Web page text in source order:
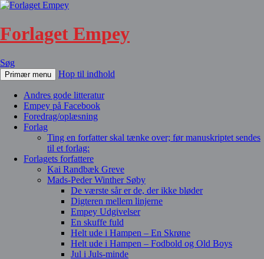
Forlaget Empey
Søg
Primær menu Hop til indhold
Andres gode litteratur
Empey på Facebook
Foredrag/oplæsning
Forlag
Ting en forfatter skal tænke over; før manuskriptet sendes
til et forlag:
Forlagets forfattere
Kai Randbæk Greve
Mads-Peder Winther Søby
De værste sår er de, der ikke bløder
Digteren mellem linjerne
Empey Udgivelser
En skuffe fuld
Helt ude i Hampen – En Skrøne
Helt ude i Hampen – Fodbold og Old Boys
Jul i Juls-minde